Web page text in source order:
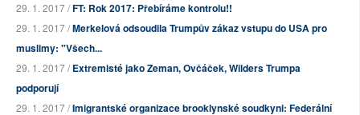
29. 1. 2017 /FT: Rok 2017: Přebíráme kontrolu!!
29. 1. 2017 /Merkelová odsoudila Trumpův zákaz vstupu do USA pro
muslimy: "Všech...
29. 1. 2017 /Extremisté jako Zeman, Ovčáček, Wilders Trumpa
podporují
29. 1. 2017 /Imigrantské organizace brooklynské soudkyni: Federální